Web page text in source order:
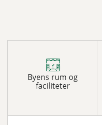
Byens rum og
faciliteter